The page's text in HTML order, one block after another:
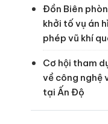
Đồn Biên
khởi tố vụ án
phép vũ khí
Cơ hội tham
về công nghệ
tại Ấn Độ